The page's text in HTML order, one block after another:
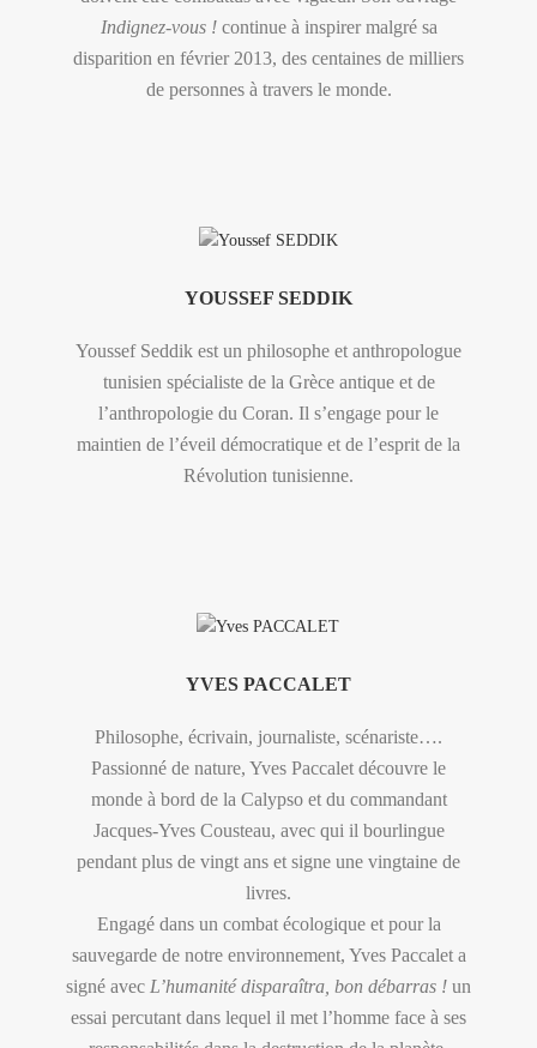
Indignez-vous ! continue à inspirer malgré sa
disparition en février 2013, des centaines de milliers
de personnes à travers le monde.
YOUSSEF SEDDIK
Youssef Seddik est un philosophe et anthropologue
tunisien spécialiste de la Grèce antique et de
l’anthropologie du Coran. Il s’engage pour le
maintien de l’éveil démocratique et de l’esprit de la
Révolution tunisienne.
YVES PACCALET
Philosophe, écrivain, journaliste, scénariste….
Passionné de nature, Yves Paccalet découvre le
monde à bord de la Calypso et du commandant
Jacques-Yves Cousteau, avec qui il bourlingue
pendant plus de vingt ans et signe une vingtaine de
livres.
Engagé dans un combat écologique et pour la
sauvegarde de notre environnement, Yves Paccalet a
signé avec L’humanité disparaîtra, bon débarras ! un
essai percutant dans lequel il met l’homme face à ses